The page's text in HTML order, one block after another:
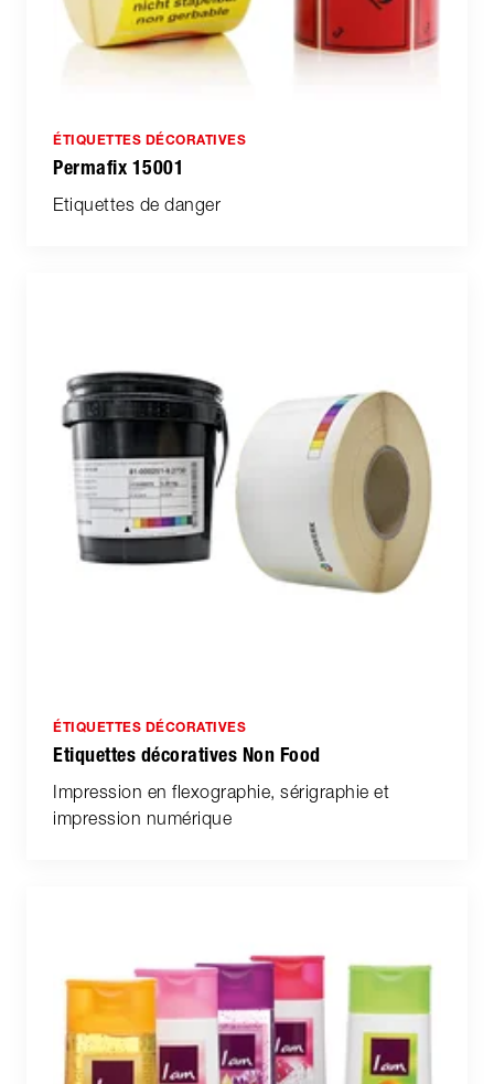
ÉTIQUETTES DÉCORATIVES
Permafix 15001
Etiquettes de danger
ÉTIQUETTES DÉCORATIVES
Etiquettes décoratives Non Food
Impression en flexographie, sérigraphie et
impression numérique